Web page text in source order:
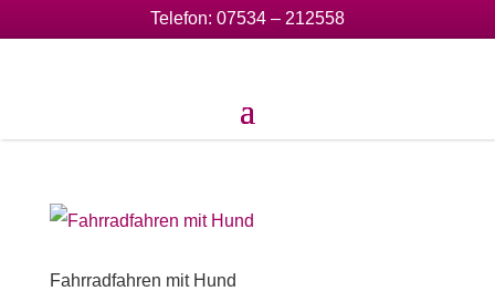
Telefon: 07534 – 212558
Fahrradfahren mit Hund